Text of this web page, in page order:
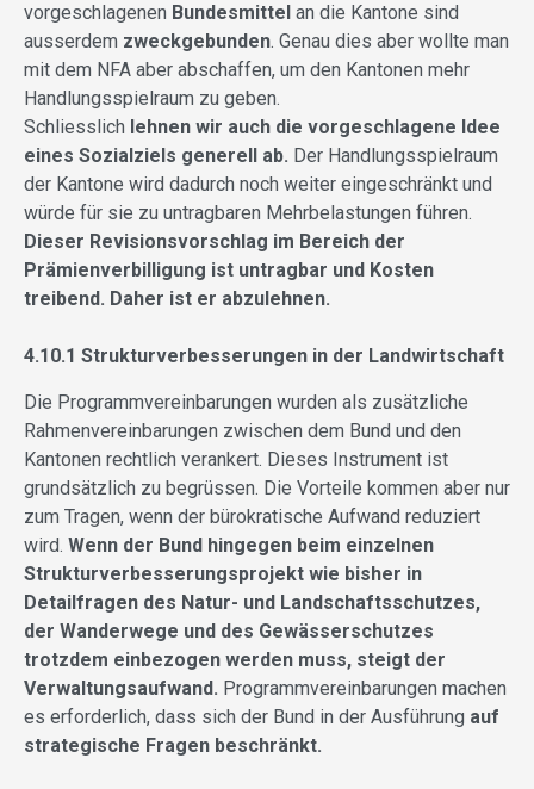
vorgeschlagenen Bundesmittel an die Kantone sind
ausserdem zweckgebunden. Genau dies aber wollte man
mit dem NFA aber abschaffen, um den Kantonen mehr
Handlungsspielraum zu geben.
Schliesslich lehnen wir auch die vorgeschlagene Idee
eines Sozialziels generell ab. Der Handlungsspielraum
der Kantone wird dadurch noch weiter eingeschränkt und
würde für sie zu untragbaren Mehrbelastungen führen.
Dieser Revisionsvorschlag im Bereich der
Prämienverbilligung ist untragbar und Kosten
treibend. Daher ist er abzulehnen.
4.10.1 Strukturverbesserungen in der Landwirtschaft
Die Programmvereinbarungen wurden als zusätzliche
Rahmenvereinbarungen zwischen dem Bund und den
Kantonen rechtlich verankert. Dieses Instrument ist
grundsätzlich zu begrüssen. Die Vorteile kommen aber nur
zum Tragen, wenn der bürokratische Aufwand reduziert
wird. Wenn der Bund hingegen beim einzelnen
Strukturverbesserungsprojekt wie bisher in
Detailfragen des Natur- und Landschaftsschutzes,
der Wanderwege und des Gewässerschutzes
trotzdem einbezogen werden muss, steigt der
Verwaltungsaufwand. Programmvereinbarungen machen
es erforderlich, dass sich der Bund in der Ausführung auf
strategische Fragen beschränkt.